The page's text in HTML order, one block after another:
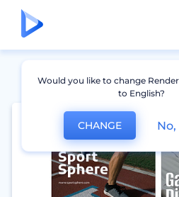
Would you like to change
to English?
CHANGE